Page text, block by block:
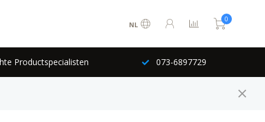
NL
0
Productspecialisten 073-6897729